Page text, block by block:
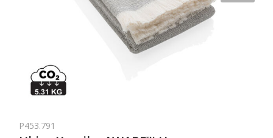
P453.791